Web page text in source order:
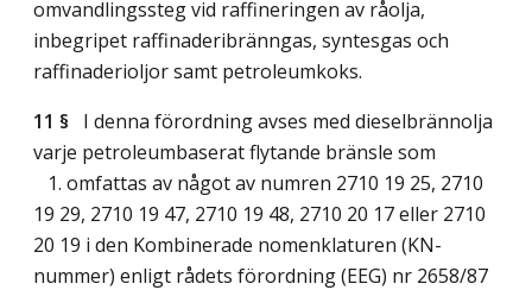
omvandlingssteg vid raffineringen av råolja,
inbegripet raffinaderibränngas, syntesgas och
raffinaderioljor samt petroleumkoks.
11 § I denna förordning avses med dieselbrännolja
varje petroleumbaserat flytande bränsle som
1. omfattas av något av numren 2710 19 25, 2710
19 29, 2710 19 47, 2710 19 48, 2710 20 17 eller 2710
20 19 i den Kombinerade nomenklaturen (KN-
nummer) enligt rådets förordning (EEG) nr 2658/87